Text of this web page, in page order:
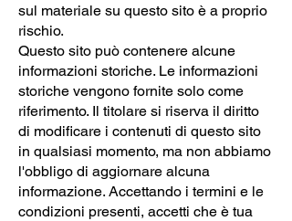
sul materiale su questo sito è a proprio
rischio.
Questo sito può contenere alcune
informazioni storiche. Le informazioni
storiche vengono fornite solo come
riferimento. Il titolare si riserva il diritto
di modificare i contenuti di questo sito
in qualsiasi momento, ma non abbiamo
l'obbligo di aggiornare alcuna
informazione. Accettando i termini e le
condizioni presenti, accetti che è tua